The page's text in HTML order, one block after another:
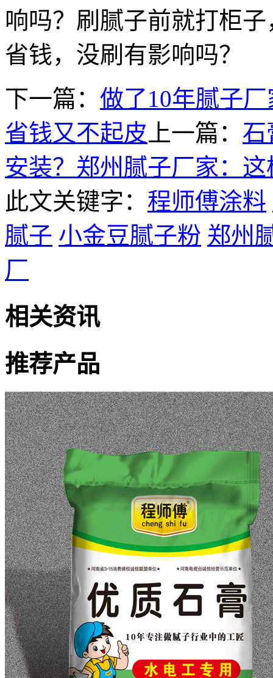
响吗？刷腻子前就打柜
省钱，没刷有影响吗？
下一篇： 做了10年腻子
省钱又不起皮 上一篇： 石
安装？郑州腻子厂家：
此文关键字： 程师傅涂料
腻子 小金豆腻子粉 郑州
厂
相关资讯
推荐产品